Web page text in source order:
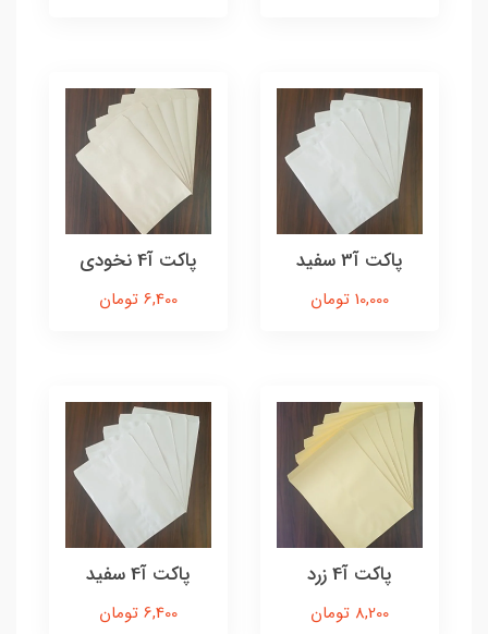
پاکت آ3 سفید
10,000 تومان
پاکت آ4 نخودی
6,400 تومان
پاکت آ4 زرد
8,200 تومان
پاکت آ4 سفید
6,400 تومان